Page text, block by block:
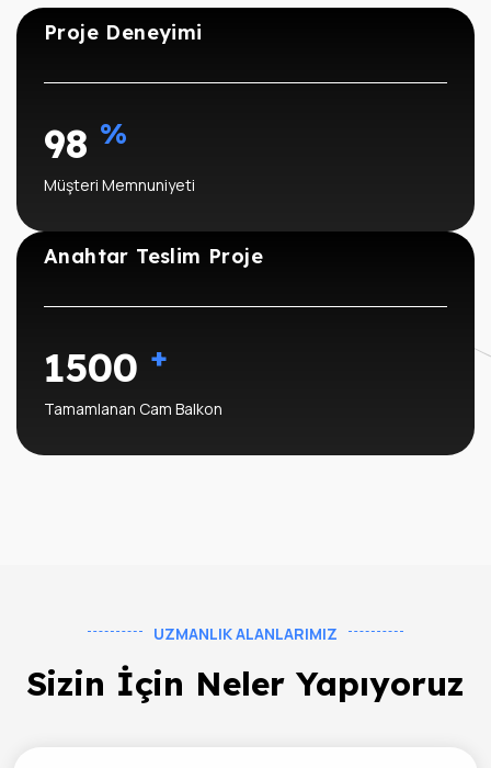
Proje Deneyimi
98 %
Müşteri Memnuniyeti
Anahtar Teslim Proje
1500 +
Tamamlanan Cam Balkon
UZMANLIK ALANLARIMIZ
Sizin İçin Neler Yapıyoruz